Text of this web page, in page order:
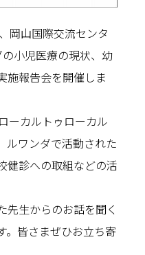
岡山国際交流センタ
小児医療の現状、幼
施報告会を開催しま
ーカルトゥローカル
ルワンダで活動された
健診への取組などの活
先生からのお話を聞く
。皆さまぜひお立ち寄